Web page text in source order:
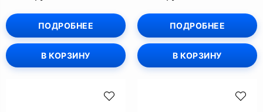
ПОДРОБНЕЕ
В КОРЗИНУ
ПОДРОБНЕЕ
В КОРЗИНУ